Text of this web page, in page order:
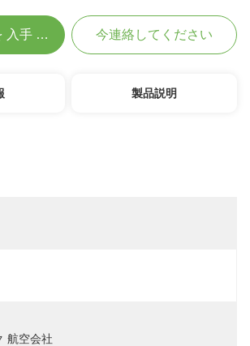
手 する 今連絡してください
製品説明
航空会社